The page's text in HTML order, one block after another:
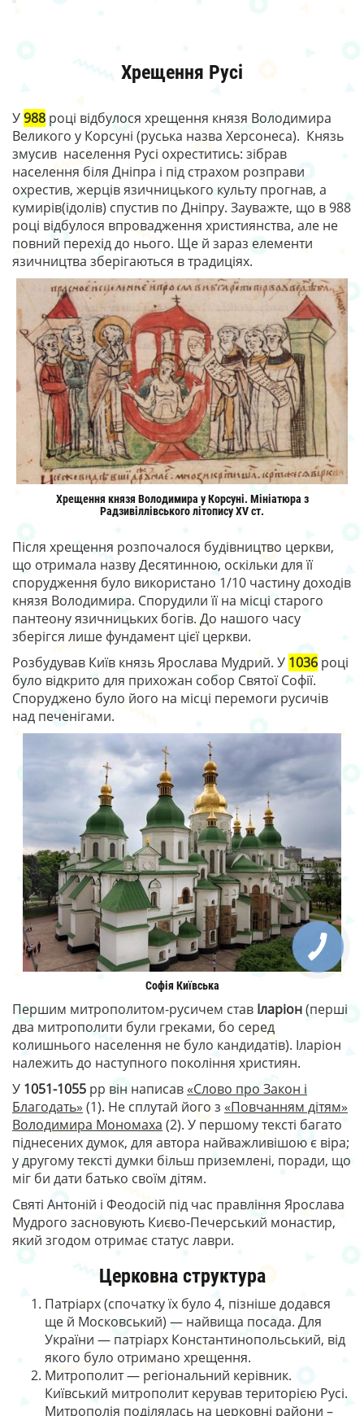
Хрещення Русі
У988 році відбулося хрещення князя Володимира
Великого у Корсуні (руська назва Херсонеса). Князь
змусив населення Русі охреститись: зібрав
населення біля Дніпра і під страхом розправи
охрестив, жерців язичницького культу прогнав, а
кумирів(ідолів) спустив по Дніпру. Зауважте, що в 988
році відбулося впровадження християнства, але не
повний перехід до нього. Ще й зараз елементи
язичництва зберігаються в традиціях.
Хрещення князя Володимира у Корсуні. Мініатюра з
Радзивіллівського літопису XV ст.
Після хрещення розпочалося будівництво церкви,
що отримала назву Десятинною, оскільки для її
спорудження було використано 1/10 частину доходів
князя Володимира. Спорудили її на місці старого
пантеону язичницьких богів. До нашого часу
зберігся лише фундамент цієї церкви.
Розбудував Київ князь Ярослава Мудрий. У 1036 році
було відкрито для прихожан собор Святої Софії.
Споруджено було його на місці перемоги русичів
над печенігами.
Софія Київська
Першим митрополитом-русичем став Іларіон(перші
два митрополити були греками, бо серед
колишнього населення не було кандидатів). Іларіон
належить до наступного покоління християн.
У 1051-1055 рр він написав «Слово про Закон і
Благодать» (1). Не сплутай його з «Повчанням дітям»
Володимира Мономаха (2). У першому тексті багато
піднесених думок, для автора найважливішою є віра;
у другому тексті думки більш приземлені, поради, що
міг би дати батько своїм дітям.
Святі Антоній і Феодосій під час правління Ярослава
Мудрого засновують Києво-Печерський монастир,
який згодом отримає статус лаври.
Церковна структура
Патріарх (спочатку їх було 4, пізніше додався
ще й Московський) — найвища посада. Для
України — патріарх Константинопольський, від
якого було отримано хрещення.
Митрополит — регіональний керівник.
Київський митрополит керував територією Русі.
Митрополія поділялась на церковні райони –